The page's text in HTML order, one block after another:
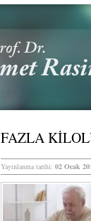
FAZLA
Yayınlanma tarihi: 02 Ocak